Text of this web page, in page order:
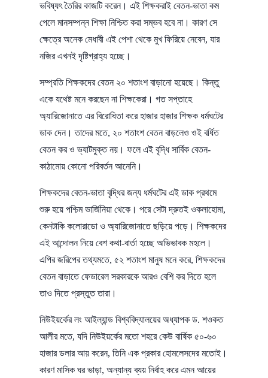
ভবিষ্যৎ তৈরির কাজটি করেন। এই শিক্ষকরাই বেতন-ভাতা কম
পেলে মানসম্পন্ন শিক্ষা নিশ্চিত করা সম্ভব হবে না। কারণ সে
ক্ষেত্রে অনেক মেধাবী এই পেশা থেকে মুখ ফিরিয়ে নেবেন, যার
নজির এখনই দৃষ্টিগ্রাহ্য হচ্ছে।
সম্প্রতি শিক্ষকদের বেতন ২০ শতাংশ বাড়ানো হয়েছে। কিন্তু
একে যথেষ্ট মনে করছেন না শিক্ষকেরা। গত সপ্তাহে
অ্যারিজোনাতে এর বিরোধিতা করে হাজার হাজার শিক্ষক ধর্মঘটের
ডাক দেন। তাদের মতে, ২০ শতাংশ বেতন বাড়লেও ওই বর্ধিত
বেতন কর ও ভ্যাটমুক্ত নয়। ফলে এই বৃদ্ধি সার্বিক বেতন-
কাঠামোয় কোনো পরিবর্তন আনেনি।
শিক্ষকদের বেতন-ভাতা বৃদ্ধির জন্য ধর্মঘটের এই ডাক প্রথমে
শুরু হয়ে পশ্চিম ভার্জিনিয়া থেকে। পরে সেটা দ্রুতই ওকলাহোমা,
কেনটাকি কলোরাডো ও অ্যারিজোনাতে ছড়িয়ে পড়ে। শিক্ষকদের
এই আন্দোলন নিয়ে বেশ কথা-বার্তা হচ্ছে অভিভাবক মহলে।
এপির জরিপের তথ্যমতে, ৫২ শতাংশ মানুষ মনে করে, শিক্ষকদের
বেতন বাড়াতে ফেডারেল সরকারকে আরও বেশি কর দিতে হলে
তাও দিতে প্রস্তুত তারা।
নিউইয়র্কের লং আইল্যান্ড বিশ্ববিদ্যালয়ের অধ্যাপক ড. শওকত
আলীর মতে, যদি নিউইয়র্কের মতো শহরে কেউ বার্ষিক ৫০-৬০
হাজার ডলার আয় করেন, তিনি এক প্রকার হোমলেসদের মতোই।
কারণ মাসিক ঘর ভাড়া, অন্যান্য ব্যয় নির্বাহ করে এমন আয়ের